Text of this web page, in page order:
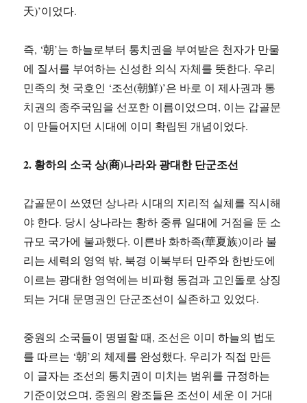
天)’이었다.
즉, ‘朝’는 하늘로부터 통치권을 부여받은 천자가 만물
에 질서를 부여하는 신성한 의식 자체를 뜻한다. 우리
민족의 첫 국호인 ‘조선(朝鮮)’은 바로 이 제사권과 통
치권의 종주국임을 선포한 이름이었으며, 이는 갑골문
이 만들어지던 시대에 이미 확립된 개념이었다.
2. 황하의 소국 상(商)나라와 광대한 단군조선
갑골문이 쓰였던 상나라 시대의 지리적 실체를 직시해
야 한다. 당시 상나라는 황하 중류 일대에 거점을 둔 소
규모 국가에 불과했다. 이른바 화하족(華夏族)이라 불
리는 세력의 영역 밖, 북경 이북부터 만주와 한반도에
이르는 광대한 영역에는 비파형 동검과 고인돌로 상징
되는 거대 문명권인 단군조선이 실존하고 있었다.
중원의 소국들이 명멸할 때, 조선은 이미 하늘의 법도
를 따르는 ‘朝’의 체제를 완성했다. 우리가 직접 만든
이 글자는 조선의 통치권이 미치는 범위를 규정하는
기준이었으며, 중원의 왕조들은 조선이 세운 이 거대